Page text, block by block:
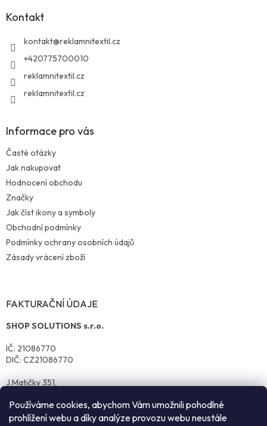
Používáme cookies, abychom Vám umožnili pohodlné
prohlížení webu a díky analýze provozu webu neustále
Kontakt
kontakt@reklamnitextil.cz
+420775700010
reklamnitextil.cz
reklamnitextil.cz
Informace pro vás
Časté otázky
Jak nakupovat
Hodnocení obchodu
Značky
Jak číst ikony a symboly
Obchodní podmínky
Podmínky ochrany osobních údajů
Zásady vrácení zboží
FAKTURAČNÍ ÚDAJE
SHOP SOLUTIONS s.r.o.
IČ: 21086770
DIČ: CZ21086770
J.Matičky 351,